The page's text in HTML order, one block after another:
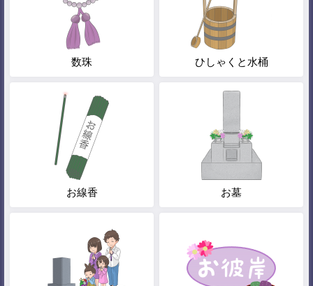
数珠 ひしゃくと水桶
お線香 お墓